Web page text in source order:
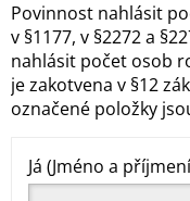
Povinnost nahlásit
v §1177, v §2272 a
nahlásit počet osob
je zakotvena v §12
označené položky
Já (Jméno a